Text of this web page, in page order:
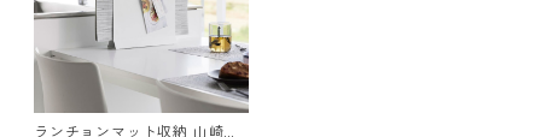
ランチョンマット収納 山崎実